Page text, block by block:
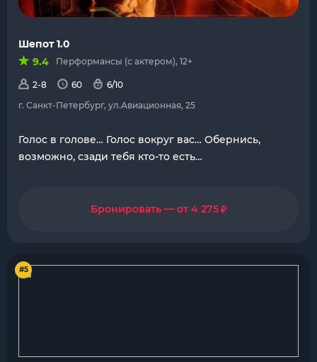
Шепот 1.0
9.4
Перформансы (с актером), 12+
2-8 60
6/10
г. Санкт-Петербург, ул.Авиационная, 25
Голос в голове… Голос вокруг вас… Обернись,
возможно, сзади тебя кто-то есть…
Бронировать — от 4 275₽
#5